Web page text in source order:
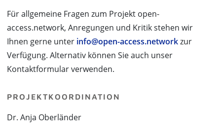
Für allgemeine Fragen zum Projekt open-
access.network, Anregungen und Kritik stehen wir
Ihnen gerne unter info@open-access.networkzur
Verfügung. Alternativ können Sie auch unser
Kontaktformular verwenden.
PROJEKTKOORDINATION
Dr. Anja Oberländer